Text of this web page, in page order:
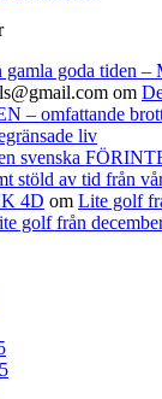
gamla goda tiden –
om
– omfattande
liv
svenska
stöld av tid från
4D om Lite golf
golf från